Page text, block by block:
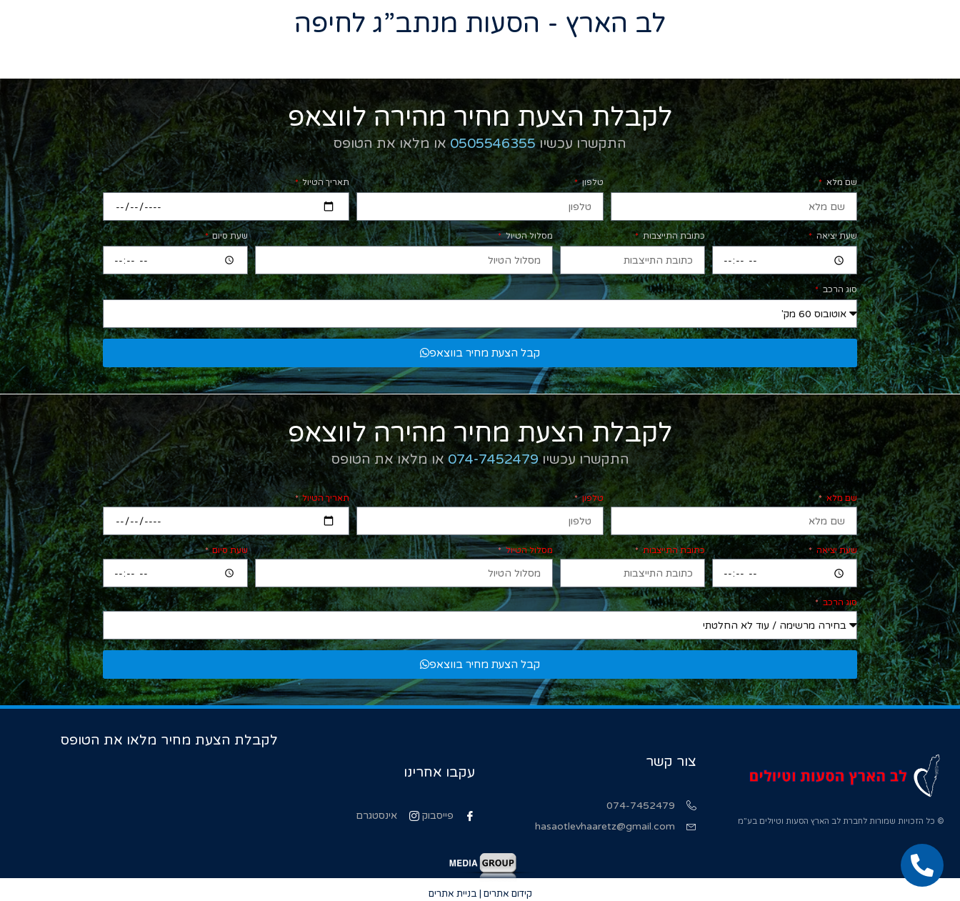
לב הארץ - הסעות מנתב”ג לחיפה
לקבלת הצעת מחיר מהירה לווצאפ
התקשרו עכשיו0505546355או מלאו את הטופס
שם מלא טלפון תאריך הטיול
שעת יציאה כתובת התייצבות מסלול הטיול שעת סיום
סוג הרכב
קבל הצעת מחיר בווצאפ
לקבלת הצעת מחיר מהירה לווצאפ
התקשרו עכשיו074-7452479 או מלאו את הטופס
שם מלא טלפון תאריך הטיול
שעת יציאה כתובת התייצבות מסלול הטיול שעת סיום
סוג הרכב
קבל הצעת מחיר בווצאפ
© כל הזכויות שמורות לחברת לב הארץ הסעות וטיולים בע”מ
צור קשר
074-7452479
hasaotlevhaaretz@gmail.com
עקבו אחרינו
פייסבוק אינסטגרם
לקבלת הצעת מחיר מלאו את הטופס
קידום אתרים | בניית אתרים